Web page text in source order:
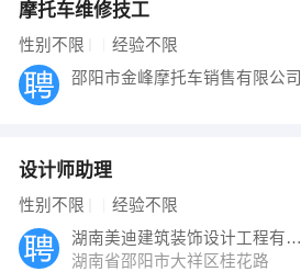
摩托车维修技工
性别不限 经验不限
邵阳市金峰摩托车销售有限公司
设计师助理
性别不限 经验不限
湖南美迪建筑装饰设计工程有限公司邵阳分公
湖南省邵阳市大祥区桂花路